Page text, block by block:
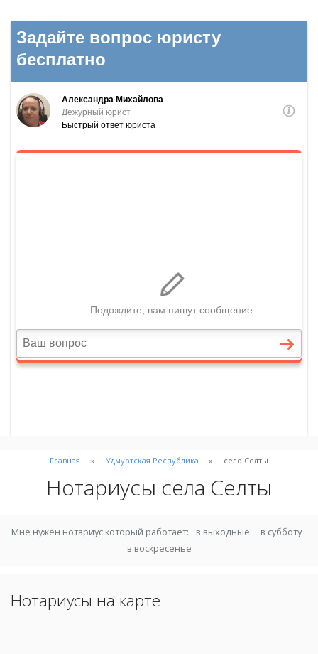
Главная Удмуртская Республика село Селты
Нотариусы села Селты
Мне нужен нотариус который работает: в выходные
в субботу
в воскресенье
Нотариусы на карте